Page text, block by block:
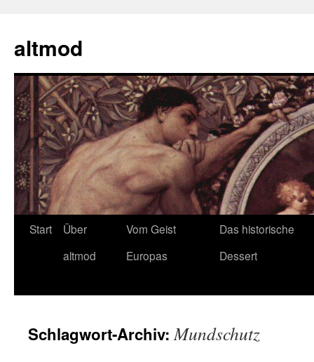
springen
altmod
Start
Über
altmod
Vom Geist
Europas
Das historische
Dessert
Schlagwort-Archiv:Mundschutz